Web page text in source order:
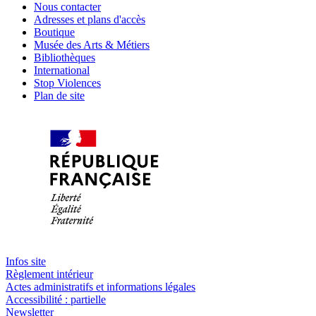
Nous contacter
Adresses et plans d'accès
Boutique
Musée des Arts & Métiers
Bibliothèques
International
Stop Violences
Plan de site
Infos site
Règlement intérieur
Actes administratifs et informations légales
Accessibilité : partielle
Newsletter